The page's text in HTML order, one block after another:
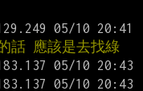
話 應該是去找綠